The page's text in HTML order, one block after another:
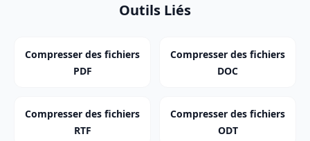
Outils Liés
Compresser des fichiers
PDF
Compresser des fichiers
DOC
Compresser des fichiers
RTF
Compresser des fichiers
ODT